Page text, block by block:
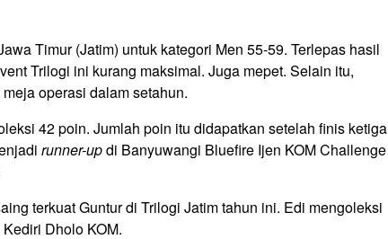
Timur (Jatim) untuk kategori Men 55-59. Terlepas hasil
Trilogi ini kurang maksimal. Juga mepet. Selain itu,
operasi dalam setahun.
42 poin. Jumlah poin itu didapatkan setelah finis ketiga
runner-updi Banyuwangi Bluefire Ijen KOM Challenge
terkuat Guntur di Trilogi Jatim tahun ini. Edi mengoleksi
Dholo KOM.